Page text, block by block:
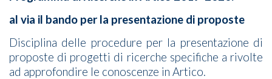
al via il bando per la presentazione di proposte
Disciplina delle procedure per la presentazione di
proposte di progetti di ricerche specifiche a rivolte
ad approfondire le conoscenze in Artico.